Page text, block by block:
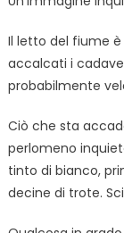
Il letto del fiume
accalcati i
probabilmente
Ciò che sta
perlomeno
tinto di bianco,
decine di trote.